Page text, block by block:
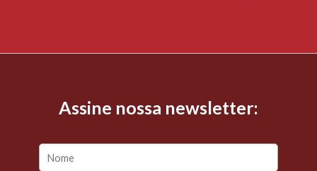
Assine nossa newsletter: